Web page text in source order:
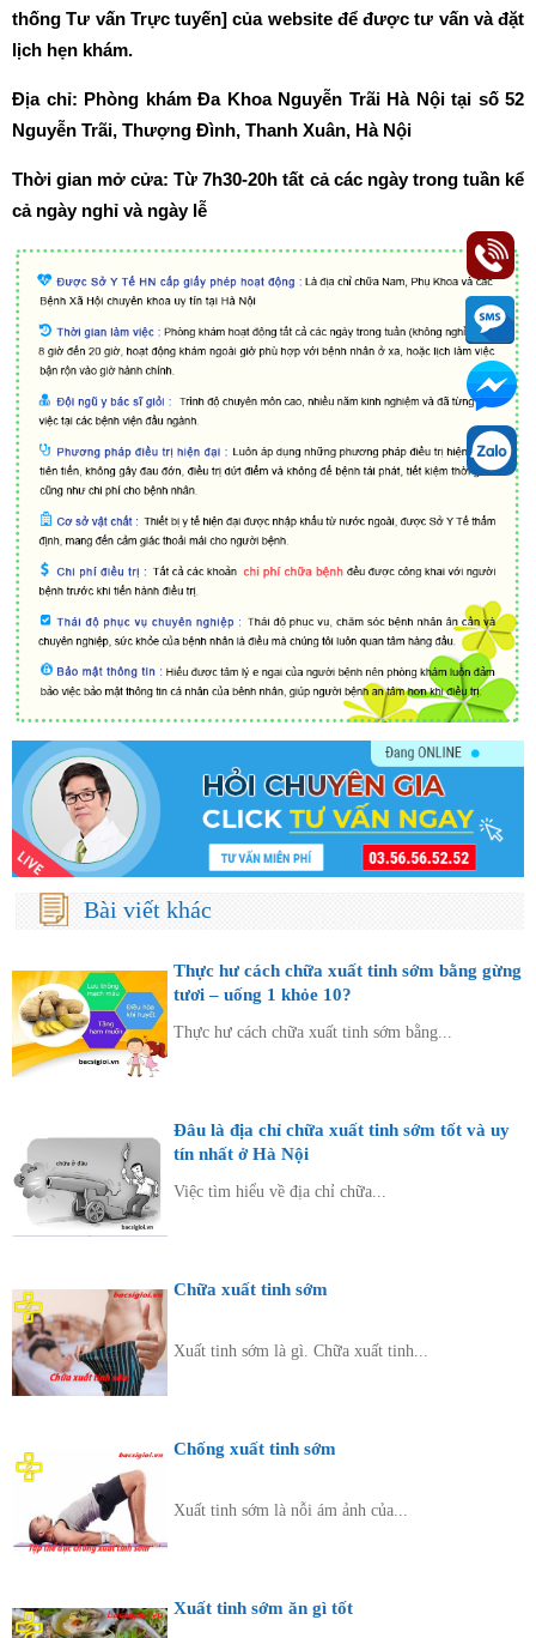
thống Tư vấn Trực tuyến] của website để được tư vấn và đặt
lịch hẹn khám.
Địa chỉ: Phòng khám Đa Khoa Nguyễn Trãi Hà Nội tại số 52
Nguyễn Trãi, Thượng Đình, Thanh Xuân, Hà Nội
Thời gian mở cửa: Từ 7h30-20h tất cả các ngày trong tuần kể
cả ngày nghỉ và ngày lễ
Bài viết khác
Thực hư cách chữa xuất tinh sớm bằng gừng
tươi – uống 1 khỏe 10?
Thực hư cách chữa xuất tinh sớm bằng...
Đâu là địa chỉ chữa xuất tinh sớm tốt và uy
tín nhất ở Hà Nội
Việc tìm hiểu về địa chỉ chữa...
Chữa xuất tinh sớm
Xuất tinh sớm là gì. Chữa xuất tinh...
Chống xuất tinh sớm
Xuất tinh sớm là nỗi ám ảnh của...
Xuất tinh sớm ăn gì tốt